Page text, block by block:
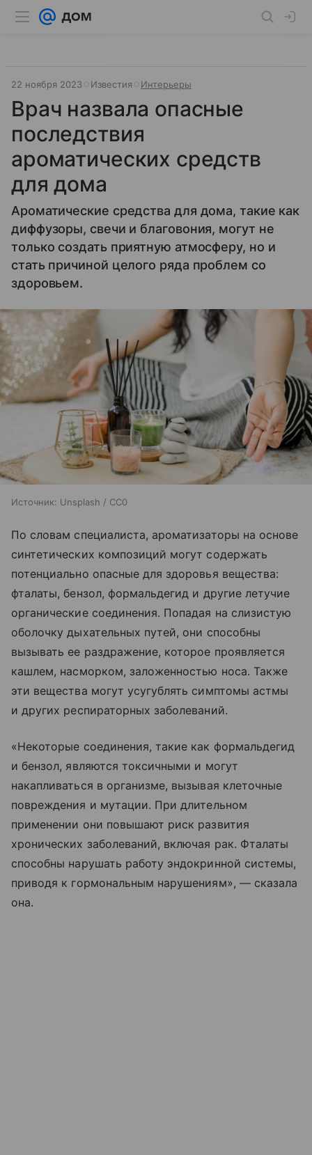
22 ноября 2023 Известия Интерьеры
Врач назвала опасные
последствия
ароматических средств
для дома
Ароматические средства для дома, такие как
диффузоры, свечи и благовония, могут не
только создать приятную атмосферу, но и
стать причиной целого ряда проблем со
здоровьем.
Источник: Unsplash / CC0
По словам специалиста, ароматизаторы на основе
синтетических композиций могут содержать
потенциально опасные для здоровья вещества:
фталаты, бензол, формальдегид и другие летучие
органические соединения. Попадая на слизистую
оболочку дыхательных путей, они способны
вызывать ее раздражение, которое проявляется
кашлем, насморком, заложенностью носа. Также
эти вещества могут усугублять симптомы астмы
и других респираторных заболеваний.
«Некоторые соединения, такие как формальдегид
и бензол, являются токсичными и могут
накапливаться в организме, вызывая клеточные
повреждения и мутации. При длительном
применении они повышают риск развития
хронических заболеваний, включая рак. Фталаты
способны нарушать работу эндокринной системы,
приводя к гормональным нарушениям», — сказала
она.